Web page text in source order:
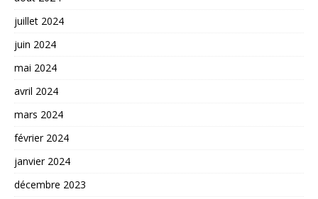
juillet 2024
juin 2024
mai 2024
avril 2024
mars 2024
février 2024
janvier 2024
décembre 2023